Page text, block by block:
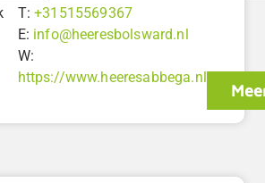
T:+31515569367
E: info@heeresbolsward.nl
W:
https://www.heeresabbega.nl